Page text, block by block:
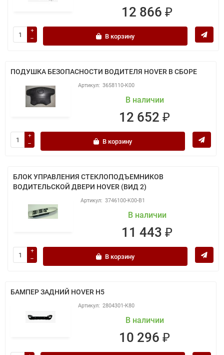
12 866 ₽
В корзину
ПОДУШКА БЕЗОПАСНОСТИ ВОДИТЕЛЯ HOVER В СБОРЕ
3658110-K00
В наличии
12 652 ₽
В корзину
БЛОК УПРАВЛЕНИЯ СТЕКЛОПОДЪЕМНИКОВ
ВОДИТЕЛЬСКОЙ ДВЕРИ HOVER (ВИД 2)
3746100-K00-B1
В наличии
11 443 ₽
В корзину
БАМПЕР ЗАДНИЙ HOVER H5
2804301-K80
В наличии
10 296 ₽